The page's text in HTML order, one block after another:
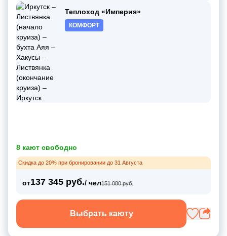
Теплоход «Империя»
КОМФОРТ
8 кают свободно
Скидка до 20% при бронировании до 31 Августа
от137 345 руб./ чел151 080 руб.
Выбрать каюту